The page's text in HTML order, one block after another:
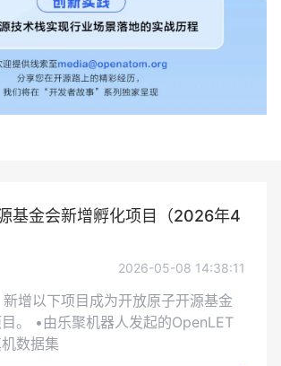
基金会新增孵化项目（2026年4
2026-05-08 14:38:11
增以下项目成为开放原子开源基金
。 •由乐聚机器人发起的OpenLET
数据集